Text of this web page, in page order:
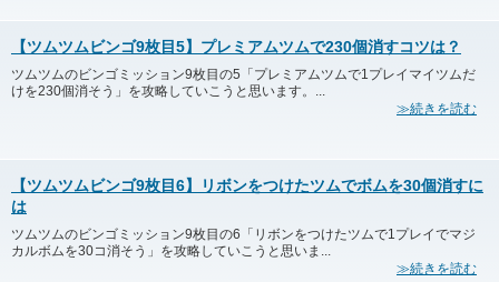
【ツムツムビンゴ9枚目5】プレミアムツムで230個消すコツは？
ツムツムのビンゴミッション9枚目の5「プレミアムツムで1プレイマイツムだ
けを230個消そう」を攻略していこうと思います。...
≫続きを読む
【ツムツムビンゴ9枚目6】リボンをつけたツムでボムを30個消すに
は
ツムツムのビンゴミッション9枚目の6「リボンをつけたツムで1プレイでマジ
カルボムを30コ消そう」を攻略していこうと思いま...
≫続きを読む